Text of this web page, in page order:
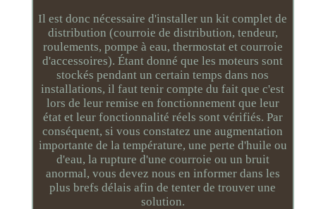
Il est donc nécessaire d'installer un kit complet de
distribution (courroie de distribution, tendeur,
roulements, pompe à eau, thermostat et courroie
d'accessoires). Étant donné que les moteurs sont
stockés pendant un certain temps dans nos
installations, il faut tenir compte du fait que c'est
lors de leur remise en fonctionnement que leur
état et leur fonctionnalité réels sont vérifiés. Par
conséquent, si vous constatez une augmentation
importante de la température, une perte d'huile ou
d'eau, la rupture d'une courroie ou un bruit
anormal, vous devez nous en informer dans les
plus brefs délais afin de tenter de trouver une
solution.